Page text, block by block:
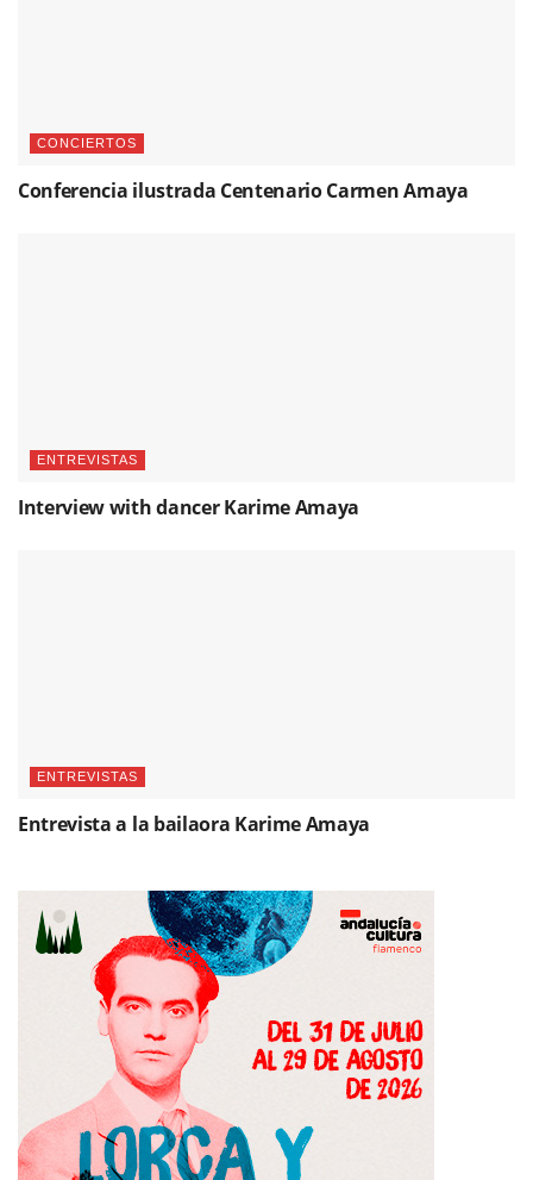
CONCIERTOS
Conferencia ilustrada Centenario Carmen Amaya
ENTREVISTAS
Interview with dancer Karime Amaya
ENTREVISTAS
Entrevista a la bailaora Karime Amaya